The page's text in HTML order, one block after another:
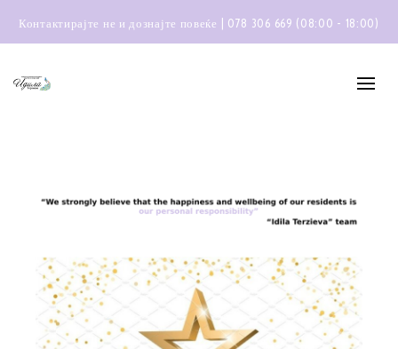
Контактирајте не и дознајте повеќе | 078 306 669 (08:00 - 18:00)